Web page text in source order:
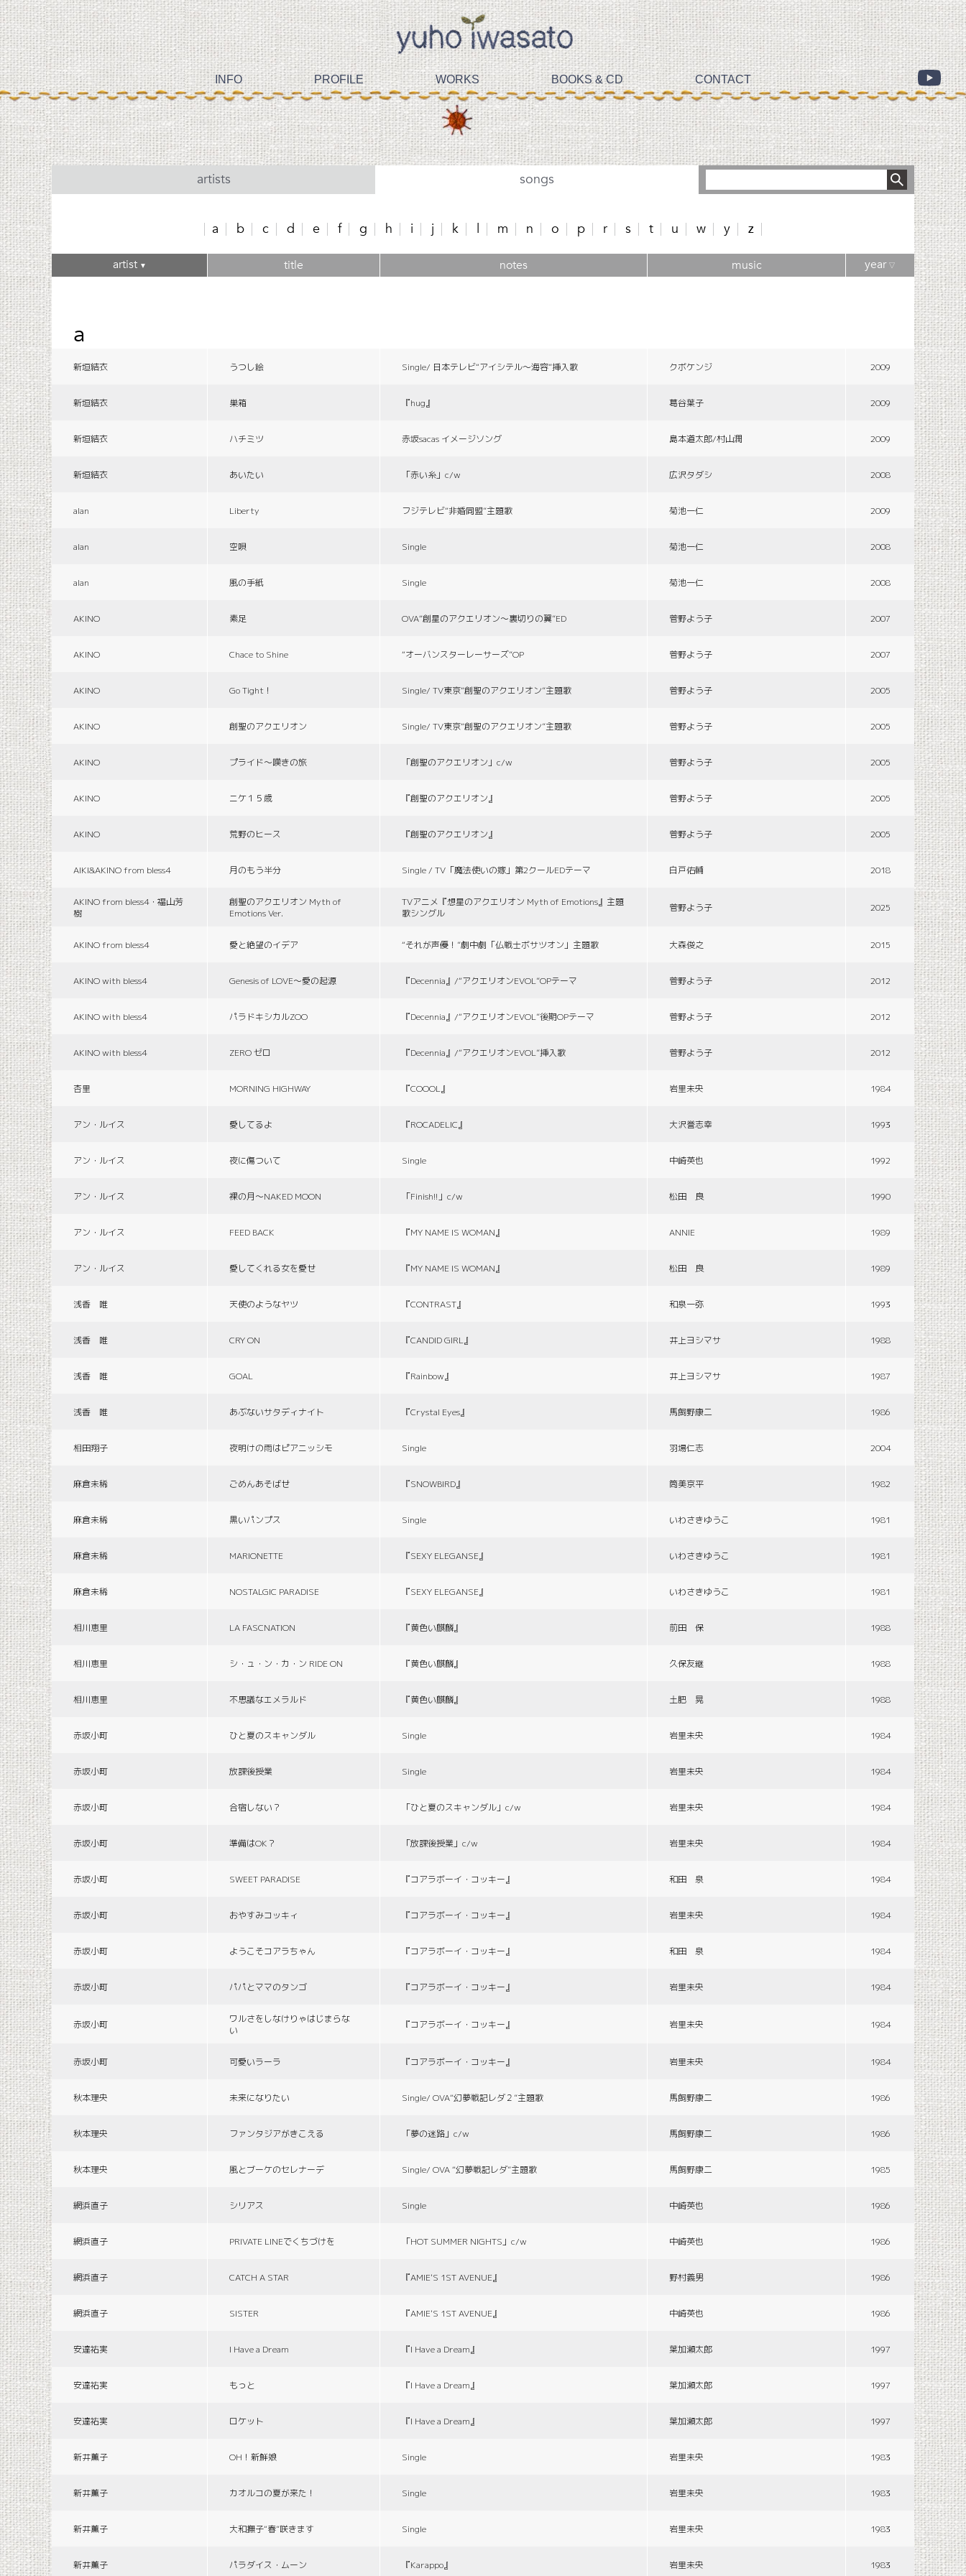
INFO PROFILE WORKS BOOKS & CD CONTACT
artists songs
a b c d e f g h i j k l m n o p r s t u w y z
artist▼ title notes music year▽
a
新垣結衣 うつし絵 Single/ 日本テレビ“アイシテル〜海容”挿入歌 クボケンジ 2009
新垣結衣 巣箱 『hug』 葛谷葉子 2009
新垣結衣 ハチミツ 赤坂sacas イメージソング 島本道太郎/村山潤 2009
新垣結衣 あいたい 「赤い糸」c/w 広沢タダシ 2008
alan Liberty フジテレビ“非婚同盟”主題歌 菊池一仁 2009
alan 空唄 Single 菊池一仁 2008
alan 風の手紙 Single 菊池一仁 2008
AKINO 素足 OVA“創星のアクエリオン〜裏切りの翼”ED 菅野よう子 2007
AKINO Chace to Shine “オーバンスターレーサーズ”OP 菅野よう子 2007
AKINO Go Tight！ Single/ TV東京“創聖のアクエリオン”主題歌 菅野よう子 2005
AKINO 創聖のアクエリオン Single/ TV東京“創聖のアクエリオン”主題歌 菅野よう子 2005
AKINO プライド〜嘆きの旅 「創聖のアクエリオン」c/w 菅野よう子 2005
AKINO ニケ１５歳 『創聖のアクエリオン』 菅野よう子 2005
AKINO 荒野のヒース 『創聖のアクエリオン』 菅野よう子 2005
AIKI&AKINO from bless4 月のもう半分 Single / TV「魔法使いの嫁」第2クールEDテーマ 白戸佑輔 2018
AKINO from bless4・福山芳
樹
創聖のアクエリオン Myth of
Emotions Ver.
TVアニメ『想星のアクエリオン Myth of Emotions』主題
歌シングル
菅野よう子 2025
AKINO from bless4 愛と絶望のイデア “それが声優！”劇中劇「仏戦士ボサツオン」主題歌 大森俊之 2015
AKINO with bless4 Genesis of LOVE〜愛の起源 『Decennia』/“アクエリオンEVOL”OPテーマ 菅野よう子 2012
AKINO with bless4 パラドキシカルZOO 『Decennia』/“アクエリオンEVOL”後期OPテーマ 菅野よう子 2012
AKINO with bless4 ZERO ゼロ 『Decennia』/“アクエリオンEVOL”挿入歌 菅野よう子 2012
杏里 MORNING HIGHWAY 『COOOL』 岩里未央 1984
アン・ルイス 愛してるよ 『ROCADELIC』 大沢誉志幸 1993
アン・ルイス 夜に傷ついて Single 中崎英也 1992
アン・ルイス 裸の月〜NAKED MOON 「Finish!!」c/w 松田 良 1990
アン・ルイス FEED BACK 『MY NAME IS WOMAN』 ANNIE 1989
アン・ルイス 愛してくれる女を愛せ 『MY NAME IS WOMAN』 松田 良 1989
浅香 唯 天使のようなヤツ 『CONTRAST』 和泉一弥 1993
浅香 唯 CRY ON 『CANDID GIRL』 井上ヨシマサ 1988
浅香 唯 GOAL 『Rainbow』 井上ヨシマサ 1987
浅香 唯 あぶないサタディナイト 『Crystal Eyes』 馬飼野康二 1986
相田翔子 夜明けの雨はピアニッシモ Single 羽場仁志 2004
麻倉未稀 ごめんあそばせ 『SNOWBIRD』 筒美京平 1982
麻倉未稀 黒いパンプス Single いわさきゆうこ 1981
麻倉未稀 MARIONETTE 『SEXY ELEGANSE』 いわさきゆうこ 1981
麻倉未稀 NOSTALGIC PARADISE 『SEXY ELEGANSE』 いわさきゆうこ 1981
相川恵里 LA FASCNATION 『黄色い麒麟』 前田 保 1988
相川恵里 シ・ュ・ン・カ・ン RIDE ON 『黄色い麒麟』 久保友継 1988
相川恵里 不思議なエメラルド 『黄色い麒麟』 土肥 晃 1988
赤坂小町 ひと夏のスキャンダル Single 岩里未央 1984
赤坂小町 放課後授業 Single 岩里未央 1984
赤坂小町 合宿しない？ 「ひと夏のスキャンダル」c/w 岩里未央 1984
赤坂小町 準備はOK？ 「放課後授業」c/w 岩里未央 1984
赤坂小町 SWEET PARADISE 『コアラボーイ・コッキー』 和田 泉 1984
赤坂小町 おやすみコッキィ 『コアラボーイ・コッキー』 岩里未央 1984
赤坂小町 ようこそコアラちゃん 『コアラボーイ・コッキー』 和田 泉 1984
赤坂小町 パパとママのタンゴ 『コアラボーイ・コッキー』 岩里未央 1984
赤坂小町
ワルさをしなけりゃはじまらな
い
『コアラボーイ・コッキー』 岩里未央 1984
赤坂小町 可愛いラーラ 『コアラボーイ・コッキー』 岩里未央 1984
秋本理央 未来になりたい Single/ OVA“幻夢戦記レダ２”主題歌 馬飼野康二 1986
秋本理央 ファンタジアがきこえる 「夢の迷路」c/w 馬飼野康二 1986
秋本理央 風とブーケのセレナーデ Single/ OVA “幻夢戦記レダ”主題歌 馬飼野康二 1985
網浜直子 シリアス Single 中崎英也 1986
網浜直子 PRIVATE LINEでくちづけを 「HOT SUMMER NIGHTS」c/w 中崎英也 1986
網浜直子 CATCH A STAR 『AMIE'S 1ST AVENUE』 野村義男 1986
網浜直子 SISTER 『AMIE'S 1ST AVENUE』 中崎英也 1986
安達祐実 I Have a Dream 『I Have a Dream』 葉加瀬太郎 1997
安達祐実 もっと 『I Have a Dream』 葉加瀬太郎 1997
安達祐実 ロケット 『I Have a Dream』 葉加瀬太郎 1997
新井薫子 OH！新鮮娘 Single 岩里未央 1983
新井薫子 カオルコの夏が来た！ Single 岩里未央 1983
新井薫子 大和撫子“春”咲きます Single 岩里未央 1983
新井薫子 パラダイス・ムーン 『Karappo』 岩里未央 1983